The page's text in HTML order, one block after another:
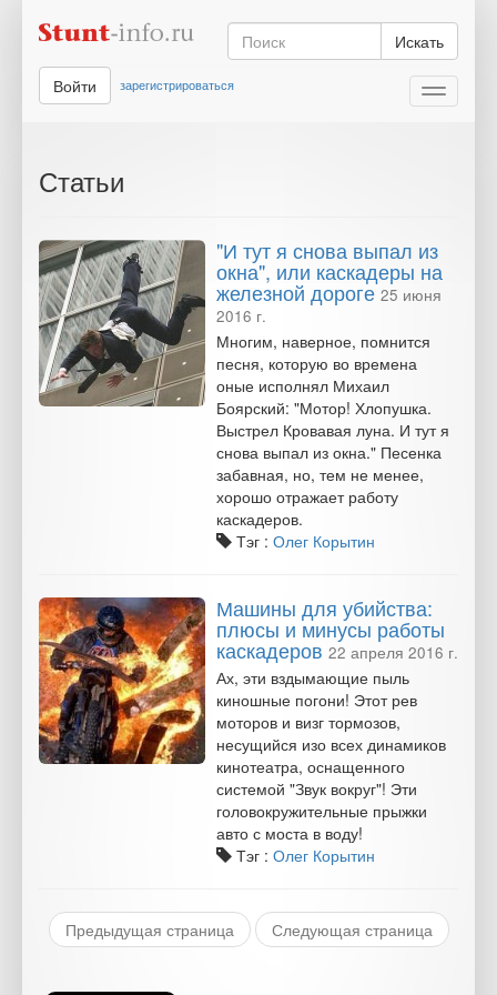
Искать
Toggle
Войти зарегистрироваться
Статьи
"И тут я снова выпал из
окна", или каскадеры на
железной дороге 25 июня
2016 г.
Многим, наверное, помнится
песня, которую во времена
оные исполнял Михаил
Боярский: "Мотор! Хлопушка.
Выстрел Кровавая луна. И тут я
снова выпал из окна." Песенка
забавная, но, тем не менее,
хорошо отражает работу
каскадеров.
Тэг : Олег Корытин
Машины для убийства:
плюсы и минусы работы
каскадеров 22 апреля 2016 г.
Ах, эти вздымающие пыль
киношные погони! Этот рев
моторов и визг тормозов,
несущийся изо всех динамиков
кинотеатра, оснащенного
системой "Звук вокруг"! Эти
головокружительные прыжки
авто с моста в воду!
Тэг : Олег Корытин
Предыдущая страница Следующая страница